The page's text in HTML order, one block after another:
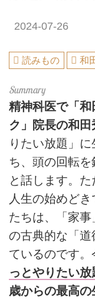
2024-07-26
読みもの 和
精神科医で「
ク」院長の和田
りたい放題」
ち、頭の回転
と話します。
人生の始めど
たちは、「家
の古典的な「
ているのです。
っとやりたい放
歳からの最高の